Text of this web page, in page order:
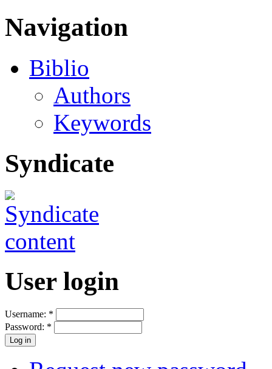
Navigation
Biblio
Authors
Keywords
Syndicate
User login
Username: *
Password: *